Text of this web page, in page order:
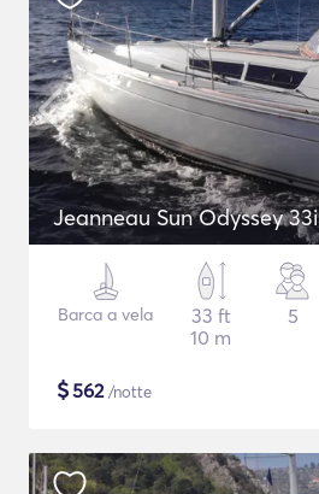
Jeanneau Sun Odyssey 33i
Barca a vela
33 ft
10 m
5
$562/notte